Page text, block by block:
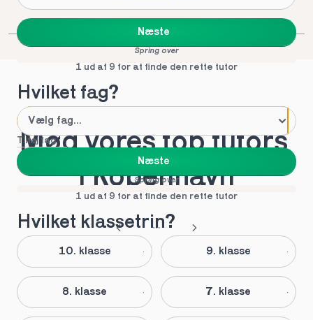
Næste
Spring over
1 ud af 9 for at finde den rette tutor
Hvilket fag?
Tilføj fag
Næste
Spring over
1 ud af 9 for at finde den rette tutor
Hvilket klassetrin?
10. klasse 9. klasse
8. klasse 7. klasse
Mød vores top tutors
i Kobenhavn